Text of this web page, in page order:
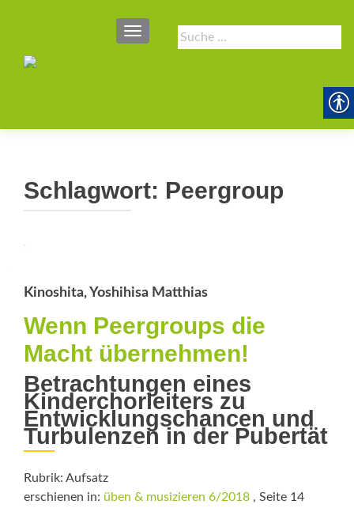
Suche
nach:
SCHALTE NAVIGATION
Schlagwort: Peergroup
Kinoshita, Yoshihisa Matthias
Wenn Peergroups die
Macht übernehmen!
Betrachtungen eines
Kinderchorleiters zu
Entwicklungschancen und
Turbulenzen in der Pubertät
Rubrik: Aufsatz
erschienen in: üben & musizieren 6/2018 , Seite 14